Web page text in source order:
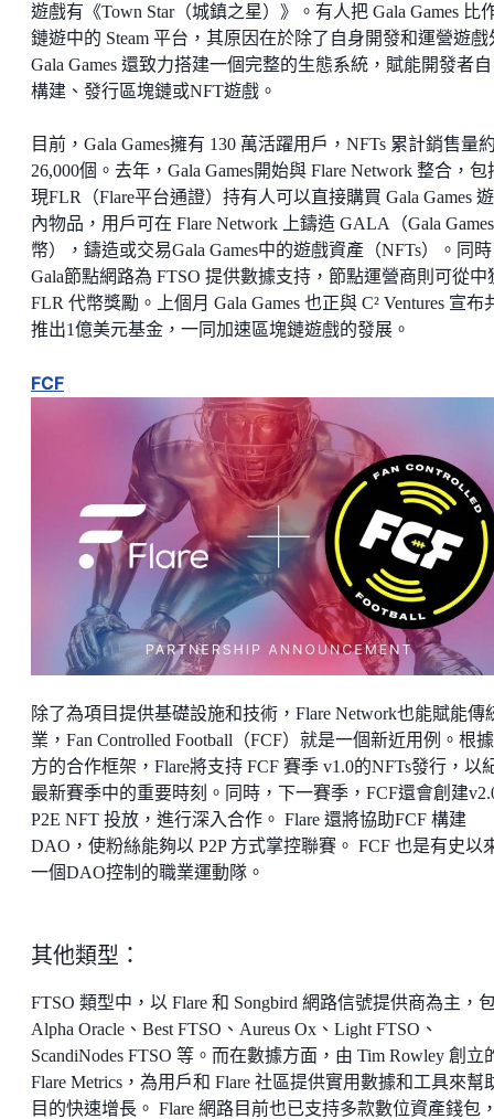
遊戲有《Town Star（城鎮之星）》。有人把 Gala Games 比
鏈遊中的 Steam 平台，其原因在於除了自身開發和運營遊戲
Gala Games 還致力搭建一個完整的生態系統，賦能開發者
構建、發行區塊鏈或NFT遊戲。
目前，Gala Games擁有 130 萬活躍用戶，NFTs 累計銷售量
26,000個。去年，Gala Games開始與 Flare Network 整合，包
現FLR（Flare平台通證）持有人可以直接購買 Gala Games
內物品，用戶可在 Flare Network 上鑄造 GALA（Gala
幣），鑄造或交易Gala Games中的遊戲資產（NFTs）。同
Gala節點網路為 FTSO 提供數據支持，節點運營商則可從中
FLR 代幣獎勵。上個月 Gala Games 也正與 C² Ventures 宣布
推出1億美元基金，一同加速區塊鏈遊戲的發展。
FCF
除了為項目提供基礎設施和技術，Flare Network也能賦能傳
業，Fan Controlled Football（FCF）就是一個新近用例。根
方的合作框架，Flare將支持 FCF 賽季 v1.0的NFTs發行，以
最新賽季中的重要時刻。同時，下一賽季，FCF還會創建
P2E NFT 投放，進行深入合作。 Flare 還將協助FCF 構建
DAO，使粉絲能夠以 P2P 方式掌控聯賽。 FCF 也是有史以
一個DAO控制的職業運動隊。
其他類型：
FTSO 類型中，以 Flare 和 Songbird 網路信號提供商為主，
Alpha Oracle、Best FTSO、Aureus Ox、Light FTSO、
ScandiNodes FTSO 等。而在數據方面，由 Tim Rowley 創立
Flare Metrics，為用戶和 Flare 社區提供實用數據和工具來幫
目的快速增長。 Flare 網路目前也已支持多款數位資產錢包